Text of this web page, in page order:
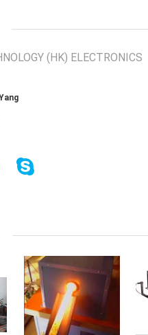
(HK) ELECTRONICS